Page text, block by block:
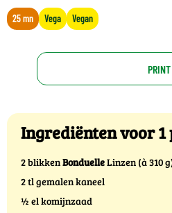
25 mn Vega Vegan
Ingrediënten voor 1
2 blikkenBonduelleLinzen (à 310
2 tl gemalen kaneel
½ el komijnzaad